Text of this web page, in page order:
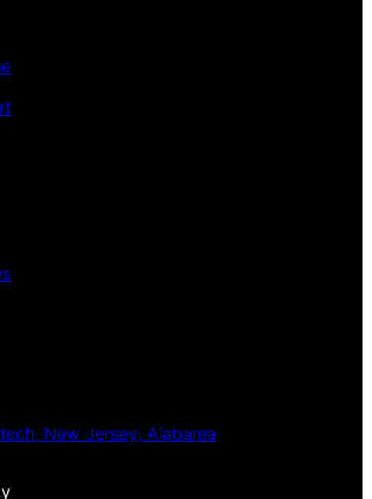
New Jersey, Alabama